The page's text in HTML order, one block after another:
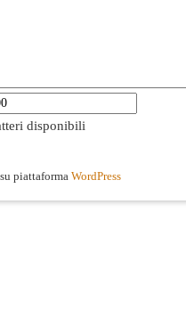
disponibili
piattaforma WordPress